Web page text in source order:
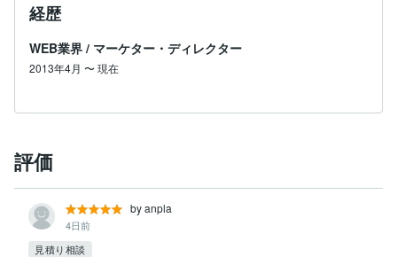
経歴
WEB業界 / マーケター・ディレクター
2013年4月 〜現在
評価
by anpla
4日前
見積り相談